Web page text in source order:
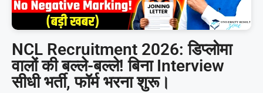
NCL Recruitment 2026: डिप्लोमा
वालों की बल्ले-बल्ले! बिना Interview
सीधी भर्ती, फॉर्म भरना शुरू।